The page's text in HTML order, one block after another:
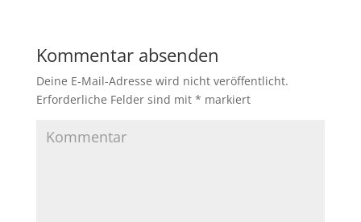
Kommentar absenden
Deine E-Mail-Adresse wird nicht veröffentlicht.
Erforderliche Felder sind mit * markiert